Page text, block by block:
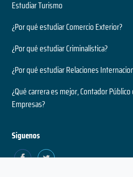
Estudiar Turismo
¿Por qué estudiar Comercio Exterior?
¿Por qué estudiar Criminalística?
¿Por qué estudiar Relaciones
¿Qué carrera es mejor, Contador
Empresas?
Siguenos